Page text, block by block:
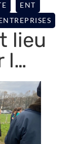
ENT
lieu
l…